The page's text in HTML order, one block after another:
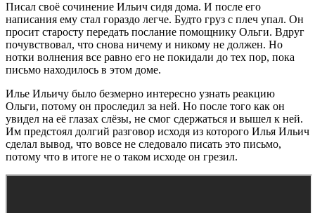
Писал своё сочинение Ильич сидя дома. И после его
написания ему стал гораздо легче. Будто груз с плеч упал. Он
просит старосту передать послание помощнику Ольги. Вдруг
почувствовал, что снова ничему и никому не должен. Но
нотки волнения все равно его не покидали до тех пор, пока
письмо находилось в этом доме.
Илье Ильичу было безмерно интересно узнать реакцию
Ольги, потому он проследил за ней. Но после того как он
увидел на её глазах слёзы, не смог сдержаться и вышел к ней.
Им предстоял долгий разговор исходя из которого Илья Ильич
сделал вывод, что вовсе не следовало писать это письмо,
потому что в итоге не о таком исходе он грезил.